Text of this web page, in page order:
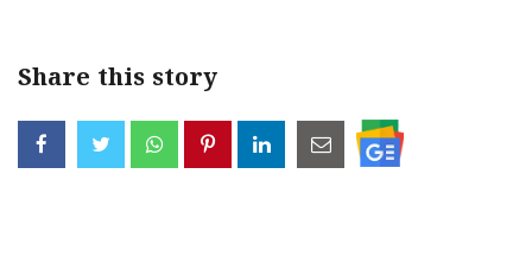
Share this story